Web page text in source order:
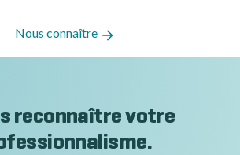
Nous connaître
reconnaître votre